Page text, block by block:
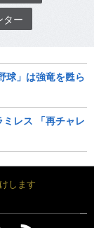
ター
球」は強竜を甦ら
ミレス 「再チャレ
します